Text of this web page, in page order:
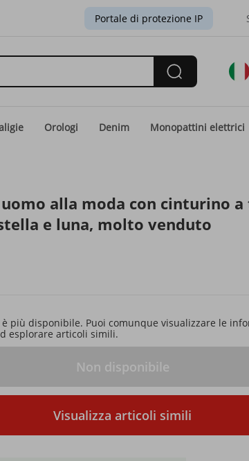
Portale di protezione IP
Orologi Denim Monopattini elettrici
alla moda con cinturino a
e luna, molto venduto
più disponibile. Puoi comunque visualizzare le
esplorare articoli simili.
Non disponibile
Visualizza articoli simili